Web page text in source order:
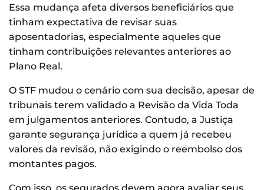
Essa mudança afeta diversos beneficiários que
tinham expectativa de revisar suas
aposentadorias, especialmente aqueles que
tinham contribuições relevantes anteriores ao
Plano Real.
O STF mudou o cenário com sua decisão, apesar de
tribunais terem validado a Revisão da Vida Toda
em julgamentos anteriores. Contudo, a Justiça
garante segurança jurídica a quem já recebeu
valores da revisão, não exigindo o reembolso dos
montantes pagos.